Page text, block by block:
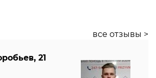
все отзывы >
21